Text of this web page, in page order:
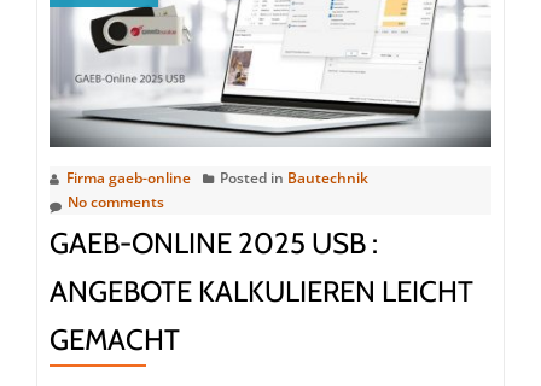
Der
einfache
zum
GAEB-
LV
Firma gaeb-online Posted in Bautechnik
No comments
GAEB-ONLINE 2025 USB :
ANGEBOTE KALKULIEREN LEICHT
GEMACHT